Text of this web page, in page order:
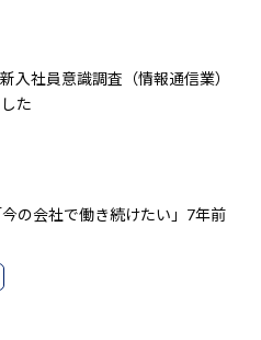
入社員意識調査（情報通信業）
た
の会社で働き続けたい」7年前